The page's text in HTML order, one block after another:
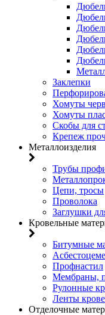
Заклепки
Хомуты
Хомуты
Скобы для
Крепеж
Металлоизделия
Трубы
Цепи, тросы
Проволока
Заглушки
Кровельные
Битумные
Профнастил
Мембраны,
Рулонные
Ленты
Отделочные